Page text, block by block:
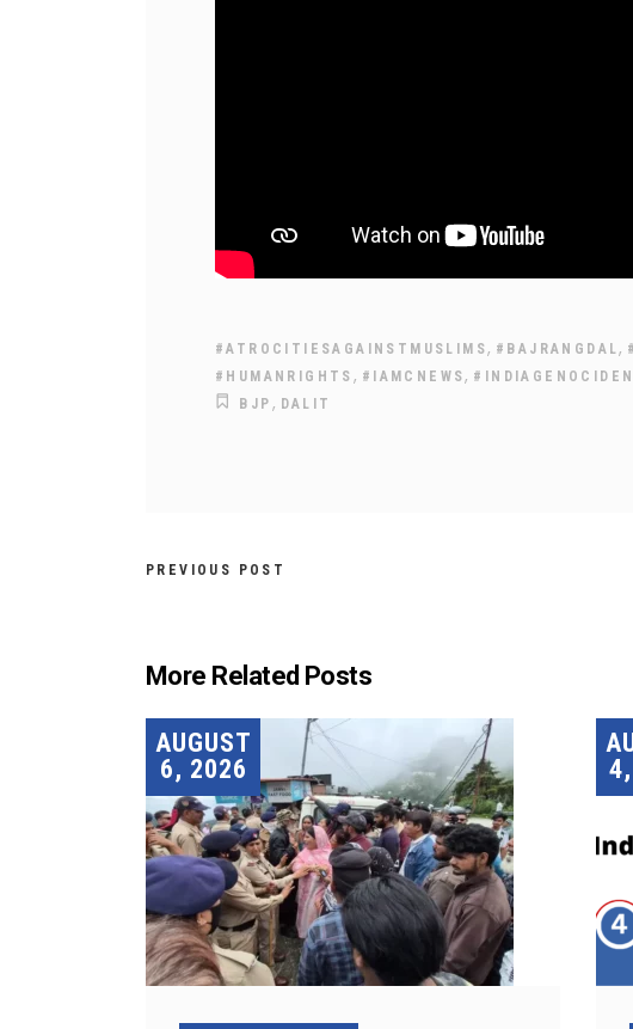
#ATROCITIESAGAINSTMUSLIMS, #BAJRANGDAL ,
#HUMANRIGHTS , #IAMCNEWS,
BJP , DALIT
PREVIOUS POST
More Related Posts
AUGUST
6, 2026